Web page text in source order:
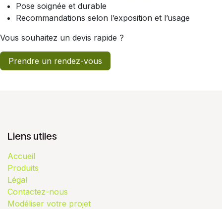
Pose soignée et durable
Recommandations selon l’exposition et l’usage
Vous souhaitez un devis rapide ?
Prendre un rendez-vous
Liens utiles
Accueil
Produits
Légal
Contactez-nous
Modéliser votre projet